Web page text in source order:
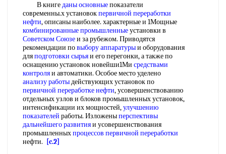
В книгеданы основныепоказатели
современны.х установокпервичной переработки
нефти, описаны наиболее. характерные и 1Мощные
комбинированные промышленныеустановки в
Советском Союзеи за рубежом. Приводятся
рекомендации повыбору аппаратурыи оборудования
дляподготовки сырьяи его перегонки, а также по
оснащению установок новейши1Ми средствами
контроляи автоматики. Особое место уделено
анализу работыдействующих установок по
первичной переработке нефти, усовершенствованию
отдельных узлов и блоков промышленных установок,
интенсификации их мощностей,улучшению
показателей работы. Изложеныперспективы
дальнейшего развитияи усовершенствования
промышленныхпроцессов первичной переработки
нефти.
[c.2]